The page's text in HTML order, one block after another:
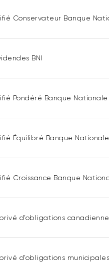
Conservateur Banque
BNI
Pondéré Banque Nationale
Équilibré Banque Nationale
Croissance Banque
d’obligations
d’obligations municipales